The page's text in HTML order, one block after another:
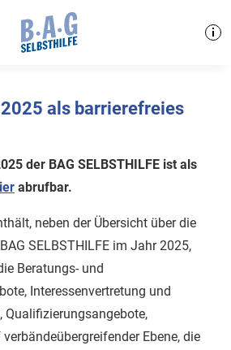
als barrierefreies
der BAG SELBSTHILFE ist als
abrufbar.
neben der Übersicht über die
SELBSTHILFE im Jahr 2025,
Beratungs- und
Interessenvertretung und
Ebene, die